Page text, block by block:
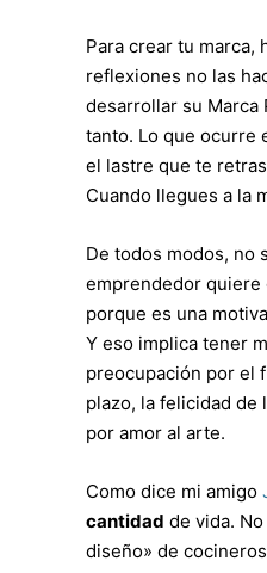
Para crear tu
reflexiones no las
desarrollar su Marca
tanto. Lo que ocurre
el lastre que te
Cuando llegues a la
De todos modos, no
emprendedor quiere
porque es una
Y eso implica tener
preocupación por el
plazo, la felicidad de
por amor al arte.
Como dice mi amigo
cantidad de vida.
diseño» de